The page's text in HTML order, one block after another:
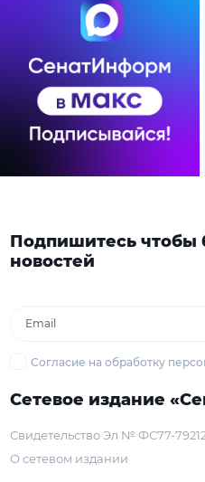
Подпишитесь чтобы
новостей
Согласие на обработку
Сетевое издание
Свидетельство Эл № ФС77-
О сетевом издании